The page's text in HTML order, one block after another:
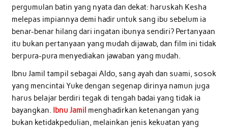
pergumulan batin yang nyata dan dekat: haruskah Kesha
melepas impiannya demi hadir untuk sang ibu sebelum ia
benar-benar hilang dari ingatan ibunya sendiri? Pertanyaan
itu bukan pertanyaan yang mudah dijawab, dan film ini tidak
berpura-pura menyediakan jawaban yang mudah.
Ibnu Jamil tampil sebagai Aldo, sang ayah dan suami, sosok
yang mencintai Yuke dengan segenap dirinya namun juga
harus belajar berdiri tegak di tengah badai yang tidak ia
bayangkan. Ibnu Jamil menghadirkan ketenangan yang
bukan ketidakpedulian, melainkan jenis kekuatan yang